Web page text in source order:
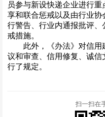
员参与新设快递企业进行
享和联合惩戒以及由行业
行警告、行业内通报批评
戒措施。
此外，《办法》对信用
议和审查、信用修复、诚
行了规定。
扫一扫在